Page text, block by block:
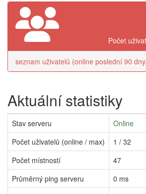
Počet
seznam uživatelů (online poslední 90
Aktuální statistiky
Stav serveru
Online
Počet uživatelů (online / max)
1 / 32
Počet místností
47
Průměrný ping serveru
0 ms